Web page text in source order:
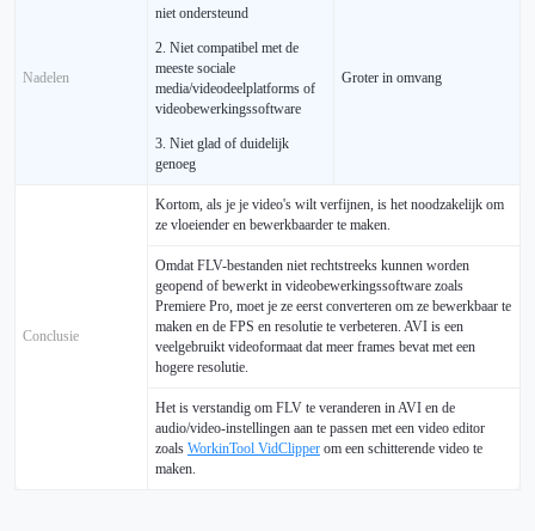
Nadelen
niet ondersteund
2. Niet compatibel met de
meeste sociale
media/videodeelplatforms of
videobewerkingssoftware
3. Niet glad of duidelijk
genoeg
Groter in omvang
Conclusie
Kortom, als je je video's wilt verfijnen, is het noodzakelijk om
ze vloeiender en bewerkbaarder te maken.
Omdat FLV-bestanden niet rechtstreeks kunnen worden
geopend of bewerkt in videobewerkingssoftware zoals
Premiere Pro, moet je ze eerst converteren om ze bewerkbaar te
maken en de FPS en resolutie te verbeteren. AVI is een
veelgebruikt videoformaat dat meer frames bevat met een
hogere resolutie.
Het is verstandig om FLV te veranderen in AVI en de
audio/video-instellingen aan te passen met een video editor
zoals WorkinTool VidClipperom een schitterende video te
maken.